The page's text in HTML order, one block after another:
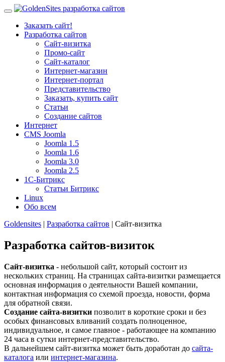
Заказать сайт!
Разработка сайтов
Сайт-визитка
Промо-сайт
Сайт-каталог
Интернет-магазин
Интернет-портал
Представительство
Заказать, купить сайт
Статьи
Создание сайтов
Интернет
CMS Joomla
Joomla 1.5
Joomla 1.6
Joomla 3.0
Joomla 2.5
1С-Битрикс
Статьи Битрикс
Linux
Обо всем
Goldensites | Разработка сайтов | Сайт-визитка
Разработка сайтов-визиток
Сайт-визитка - небольшой сайт, который состоит из
нескольких страниц. На страницах сайта-визитки размещается
основная информация о деятельности Вашей компании,
контактная информация со схемой проезда, новости, форма
для обратной связи.
Создание сайта-визитки позволит в короткие сроки и без
особых финансовых вливаний создать полноценное,
индивидуальное, и самое главное - работающее на компанию
24 часа в сутки интернет-представительство.
В дальнейшем сайт-визитка может быть доработан до сайта-
каталога или интернет-магазина.